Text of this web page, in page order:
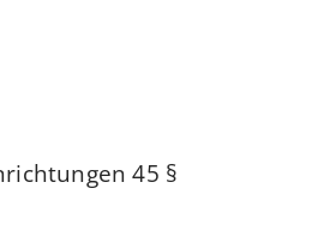
§ 45 Verkehrszeichen und Verkehrseinrichtungen